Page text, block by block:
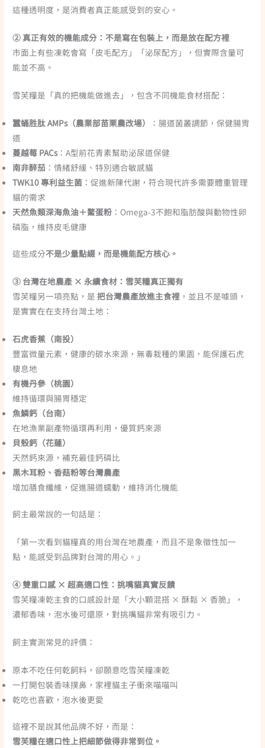
這種透明度，是消費者真正能感受到的安心。
② 真正有效的機能成分：不是寫在包裝上，而是放在配方裡
市面上有些凍乾會寫「皮毛配方」「泌尿配方」，但實際含量可
能並不高。
雪芙糧是「真的把機能做進去」，包含不同機能食材搭配：
蠶蛹胜肽 AMPs（農業部苗栗農改場）
：腸道菌叢調節，保健腸胃
道
蔓越莓 PACs：A型前花青素幫助泌尿道保健
南非醉茄 ：情緒舒緩、特別適合敏感貓
TWK10 專利益生菌 ：促進新陳代謝，符合現代許多需要體重管理
貓的需求
天然魚類深海魚油＋鱉蛋粉 ：Omega-3不飽和脂肪酸與動物性卵
磷脂，維持皮毛健康
這些成分不是少量點綴，而是機能配方核心。
③ 台灣在地農產 × 永續食材：雪芙糧真正獨有
雪芙糧另一項亮點，是把台灣農產放進主食裡 ，並且不是噱頭，
是實實在在支持台灣土地：
石虎香蕉（南投）
豐富微量元素，健康的碳水來源，無毒栽種的果園，能保護石虎
棲息地
有機丹參（桃園）
維持循環與腸胃穩定
魚鱗鈣（台南）
在地漁業副產物循環再利用，優質鈣來源
貝殼鈣（花蓮）
天然鈣來源，補充最佳鈣磷比
黑木耳粉、香菇粉等台灣農產
增加膳食纖維，促進腸道蠕動，維持消化機能
飼主最常說的一句話是：
「第一次看到貓糧真的用台灣在地農產，而且不是象徵性加一
點，能感受到品牌對台灣的用心。」
④ 雙重口感 × 超高適口性：挑嘴貓真實反饋
雪芙糧凍乾主食的口感設計是「大小顆混搭 × 酥鬆 × 香脆」，
濃郁香味，泡水後可還原，對挑嘴貓非常有吸引力。
飼主實測常見的評價：
原本不吃任何乾飼料，卻願意吃雪芙糧凍乾
一打開包裝香味撲鼻，家裡貓主子衝來喵喵叫
乾吃也喜歡，泡水後更愛
這裡不是說其他品牌不好，而是：
雪芙糧在適口性上把細節做得非常到位。